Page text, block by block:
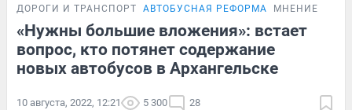
ДОРОГИ И ТРАНСПОРТ АВТОБУСНАЯ РЕФОРМА МНЕНИЕ
«Нужны большие вложения»: встает
вопрос, кто потянет содержание
новых автобусов в Архангельске
10 августа, 2022, 12:21 5 300 28